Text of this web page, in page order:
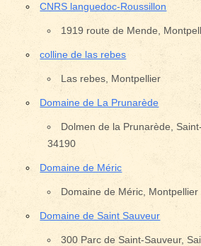
CNRS languedoc-Roussillon
1919 route de Mende,
colline de las rebes
Las rebes, Montpellier
Domaine de La Prunarède
Dolmen de la Prunarède,
34190
Domaine de Méric
Domaine de Méric, Montpellier
Domaine de Saint Sauveur
300 Parc de Saint-Sauveur,